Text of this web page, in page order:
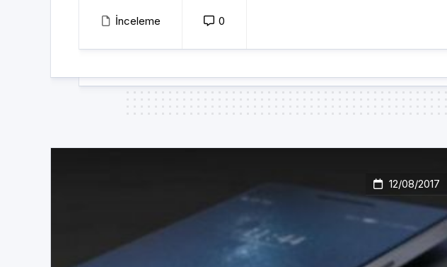
İnceleme 0
12/08/2017